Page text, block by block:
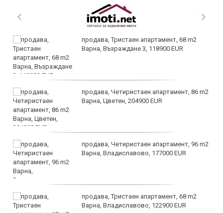
продава, Тристаен апартамент, 68 m2
Варна, Възраждане 3, 118900 EUR
продава, Четиристаен апартамент, 86 m2
Варна, Цветен, 204900 EUR
продава, Четиристаен апартамент, 96 m2
Варна, Владиславово, 177000 EUR
продава, Тристаен апартамент, 68 m2
Варна, Владиславово, 122900 EUR